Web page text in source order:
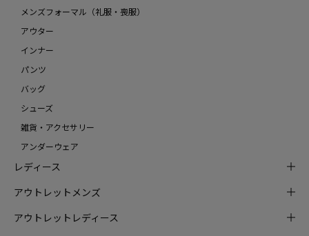
メンズフォーマル（礼服・喪服）
アウター
インナー
パンツ
バッグ
シューズ
雑貨・アクセサリー
アンダーウェア
レディース
アウトレットメンズ
アウトレットレディース